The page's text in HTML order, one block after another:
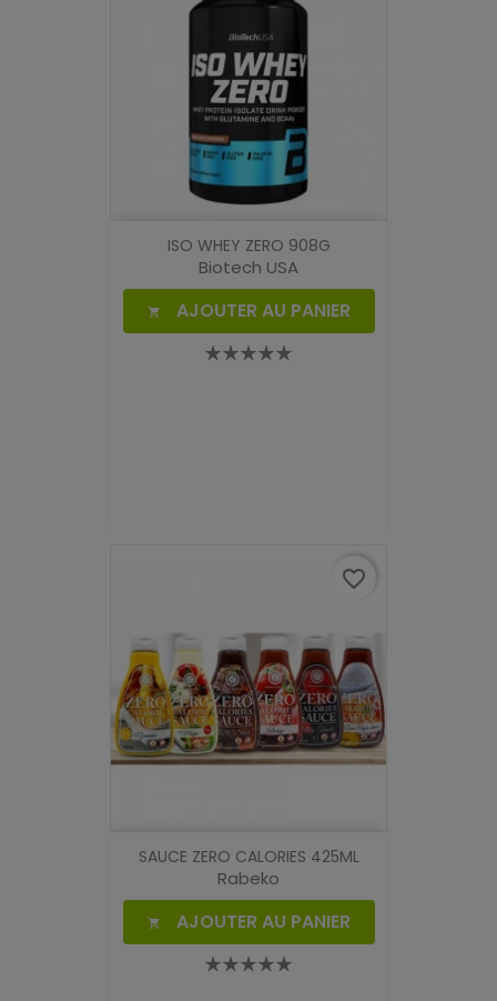
ISO WHEY ZERO 908G
Biotech USA
 AJOUTER AU PANIER
SAUCE ZERO CALORIES 425ML
Rabeko
 AJOUTER AU PANIER
favorite_border